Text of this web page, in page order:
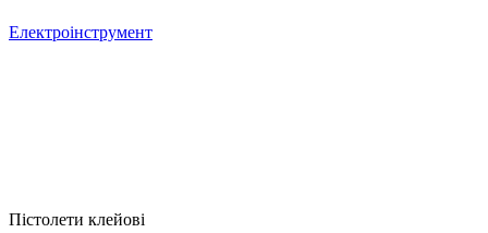
Електроінструмент
Пістолети клейові